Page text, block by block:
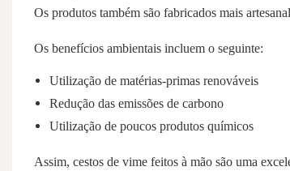
Os produtos também são fabricados mais
Os benefícios ambientais incluem o seguinte:
Utilização de matérias-primas renováveis
Redução das emissões de carbono
Utilização de poucos produtos químicos
Assim, cestos de vime feitos à mão são uma